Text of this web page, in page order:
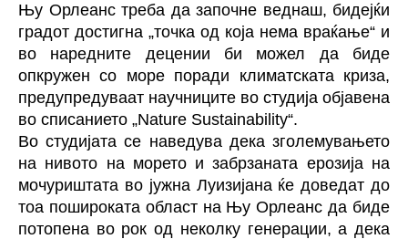
Њу Орлеанстреба да започне веднаш, бидејќи
градот достигна „точка од која нема враќање“ и
во наредните децении би можел да биде
опкружен со море поради климатската криза,
предупредуваат научниците во студија објавена
во списанието „Nature Sustainability“.
Во студијата се наведува дека зголемувањето
на нивото на морето и забрзаната ерозија на
мочуриштата во јужна Луизијана ќе доведат до
тоа пошироката област на Њу Орлеанс да биде
потопена во рок од неколку генерации, а дека